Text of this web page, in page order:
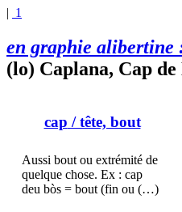
| 1
en graphie alibertine
(lo) Caplana, Cap de
cap / tête, bout
Aussi bout ou extrémité de
quelque chose. Ex : cap
deu bòs = bout (fin ou (…)